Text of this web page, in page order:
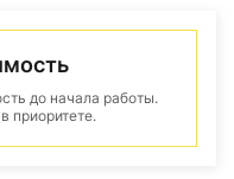
до начала работы.
приоритете.